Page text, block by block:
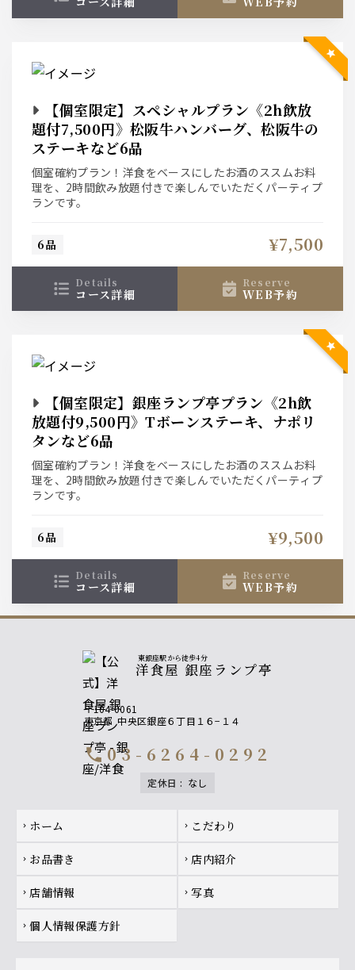
【個室限定】スペシャルプラン《2h飲放
題付7,500円》松阪牛ハンバーグ、松阪牛の
ステーキなど6品
個室確約プラン！洋食をベースにしたお酒のススムお料
理を、2時間飲み放題付きで楽しんでいただくパーティプ
ランです。
6品 ¥7,500
details
コース詳細
reserve
WEB予約
【個室限定】銀座ランプ亭プラン《2h飲
放題付9,500円》Tボーンステーキ、ナポリ
タンなど6品
個室確約プラン！洋食をベースにしたお酒のススムお料
理を、2時間飲み放題付きで楽しんでいただくパーティプ
ランです。
6品 ¥9,500
details
コース詳細
reserve
WEB予約
東銀座駅から徒歩4分
洋食屋 銀座ランプ亭
〒104-0061
東京都 中央区銀座６丁目１６−１４
call 03-6264-0292
定休日 : なし
Footer navigation
chevron_right ホーム chevron_right こだわり
chevron_right お品書き chevron_right 店内紹介
chevron_right 店舗情報 chevron_right 写真
chevron_right 個人情報保護方針